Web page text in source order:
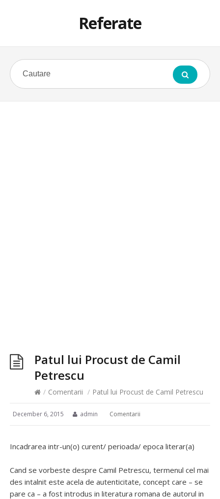
Referate
Patul lui Procust de Camil
Petrescu
/ Comentarii / Patul lui Procust de Camil Petrescu
December 6, 2015 admin Comentarii
Incadrarea intr-un(o) curent/ perioada/ epoca literar(a)
Cand se vorbeste despre Camil Petrescu, termenul cel mai
des intalnit este acela de autenticitate, concept care – se
pare ca – a fost introdus in literatura romana de autorul in